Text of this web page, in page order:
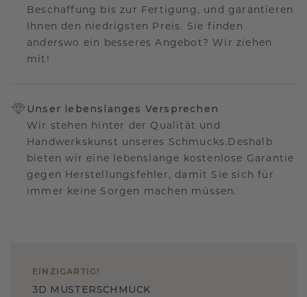
Beschaffung bis zur Fertigung, und garantieren
Ihnen den niedrigsten Preis. Sie finden
anderswo ein besseres Angebot? Wir ziehen
mit!
Unser lebenslanges Versprechen
Wir stehen hinter der Qualität und
Handwerkskunst unseres Schmucks.Deshalb
bieten wir eine lebenslange kostenlose Garantie
gegen Herstellungsfehler, damit Sie sich für
immer keine Sorgen machen müssen.
EINZIGARTIG !
3D MUSTERSCHMUCK